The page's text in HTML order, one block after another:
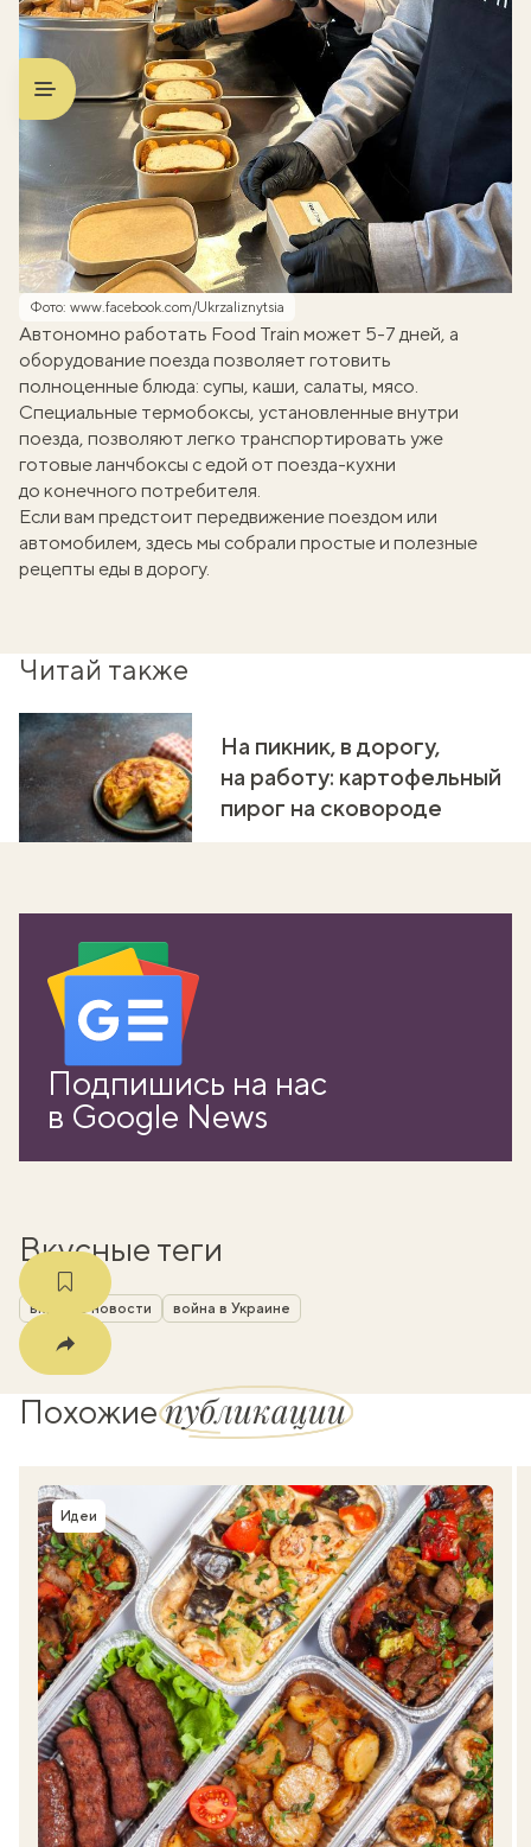
Фото: www.facebook.com/Ukrzaliznytsia
Автономно работать Food Train может 5-7 дней, а
оборудование поезда позволяет готовить
полноценные блюда: супы, каши, салаты, мясо.
Специальные термобоксы, установленные внутри
поезда, позволяют легко транспортировать уже
готовые ланчбоксы с едой от поезда-кухни
до конечного потребителя.
Если вам предстоит передвижение поездом или
автомобилем, здесь мы собрали простые и полезные
рецепты еды в дорогу.
Читай также
На пикник, в дорогу,
на работу: картофельный
пирог на сковороде
Подпишись на нас
в Google News
Вкусные теги
вкусные новости война в Украине
Похожиепубликации
Идеи